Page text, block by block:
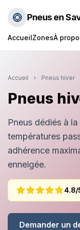
Pneus en
AccueilZonesÀ
Accueil › Pneus hiver
Pneus
Pneus dédiés à
températures
adhérence
enneigée.
4.8/
Demander un